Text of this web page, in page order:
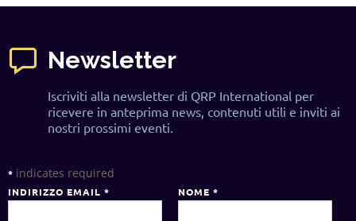
Newsletter
Iscriviti alla newsletter di QRP International per
ricevere in anteprima news, contenuti utili e inviti ai
nostri prossimi eventi.
* indicates required
INDIRIZZO EMAIL * NOME *